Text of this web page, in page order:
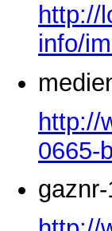
http://
info/
http://
0665-